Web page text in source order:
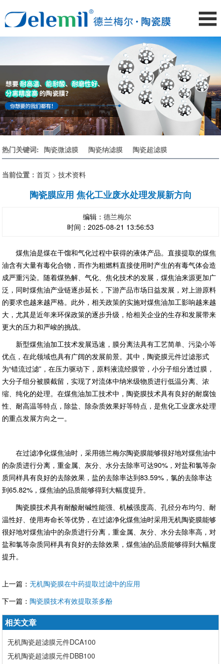
热门关键词: 陶瓷微滤膜 陶瓷纳滤膜 陶瓷超滤膜
当前位置：首页 >技术资料
陶瓷膜应用 焦化工业废水处理发展新方向
编辑： 德兰梅尔
时间：2025-08-21 13:56:53
煤焦油是煤在干馏和气化过程中获得的液体产品。直接提取的煤焦
油含有大量有毒化合物，而作为粗燃料直接使用时产生的有毒气体会造
成严重污染。随着煤热解、气化、焦化技术的发展，煤焦油来源更加广
泛，同时煤焦油产业链逐步延长，下游产品市场日益发展，对上游原料
的要求也越来越严格。此外，相关政策的实施对煤焦油加工影响越来越
大，尤其是近年来环保政策的逐步升级，给相关企业的生存和发展带来
更大的压力和严峻的挑战。
新型煤焦油加工技术发展迅速，膜分离法具有工艺简单、污染小等
优点，在此领域也具有广阔的发展前景。其中，陶瓷膜元件过滤形式
为“错流过滤”，在压力驱动下，原料液流经膜管，小分子组分透过膜，
大分子组分被膜截留，实现了对流体中纳米级物质进行低温分离、浓
缩、纯化的处理。在煤焦油加工技术中，陶瓷膜技术具有良好的耐腐蚀
性、耐高温等特点，除盐、除杂质效果好等特点，是焦化工业废水处理
的重点发展方向之一。
在过滤净化煤焦油时，采用德兰梅尔陶瓷膜能够很好地对煤焦油中
的杂质进行分离，重金属、灰分、水分去除率可达90%，对盐和氯等杂
质同样具有良好的去除效果，盐的去除率达到83.59%，氯的去除率达
到65.82%，煤焦油的品质能够得到大幅度提升。
陶瓷膜技术具有耐酸耐碱性能强、机械强度高、孔径分布均匀、耐
温性好、使用寿命长等优势，在过滤净化煤焦油时采用无机陶瓷膜能够
很好地对煤焦油中的杂质进行分离，重金属、灰分、水分去除率高，对
盐和氯等杂质同样具有良好的去除效果，煤焦油的品质能够得到大幅度
提升。
上一篇：无机陶瓷膜在中药提取过滤中的应用
下一篇：陶瓷膜技术有效提取茶多酚
相关文章
无机陶瓷超滤膜元件DCA100
无机陶瓷超滤膜元件DBB100